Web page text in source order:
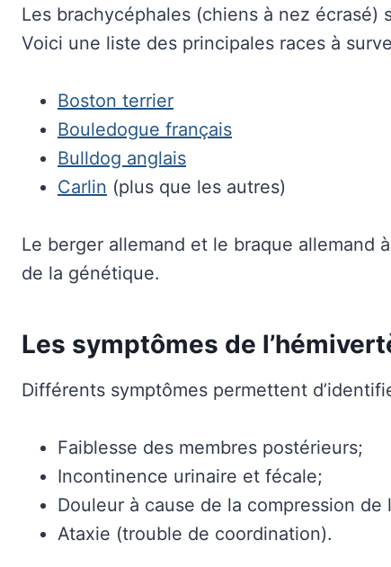
Les brachycéphales (chiens à nez
Voici une liste des principales races à
Boston terrier
Bouledogue français
Bulldog anglais
Carlin (plus que les autres)
Le berger allemand et le braque allemand
de la génétique.
Les symptômes de
Différents symptômes permettent
Faiblesse des membres postérieurs;
Incontinence urinaire et fécale;
Douleur à cause de la compression
Ataxie (trouble de coordination).